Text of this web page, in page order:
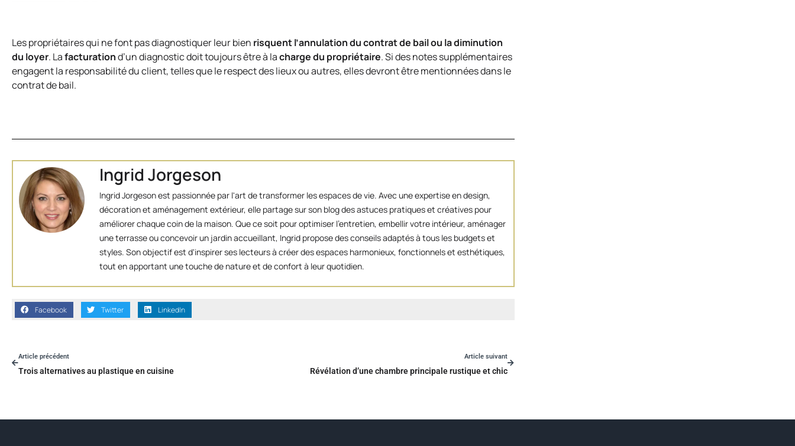
Les propriétaires qui ne font pas diagnostiquer leur bien risquent l’annulation du contrat de bail ou la diminution
du loyer. Lafacturationd’un diagnostic doit toujours être à lacharge du propriétaire. Si des notes supplémentaires
engagent la responsabilité du client, telles que le respect des lieux ou autres, elles devront être mentionnées dans le
contrat de bail.
Ingrid Jorgeson
Ingrid Jorgeson est passionnée par l'art de transformer les espaces de vie. Avec une expertise en design,
décoration et aménagement extérieur, elle partage sur son blog des astuces pratiques et créatives pour
améliorer chaque coin de la maison. Que ce soit pour optimiser l’entretien, embellir votre intérieur, aménager
une terrasse ou concevoir un jardin accueillant, Ingrid propose des conseils adaptés à tous les budgets et
styles. Son objectif est d'inspirer ses lecteurs à créer des espaces harmonieux, fonctionnels et esthétiques,
tout en apportant une touche de nature et de confort à leur quotidien.
Facebook Twitter LinkedIn
Article précédent
Trois alternatives au plastique en cuisine
Article suivant
Révélation d’une chambre principale rustique et chic